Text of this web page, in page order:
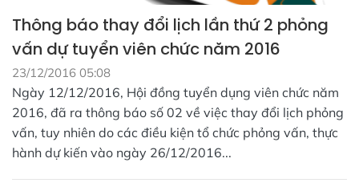
Thông báo thay đổi lịch lần thứ 2 phỏng
vấn dự tuyển viên chức năm 2016
23/12/2016 05:08
Ngày 12/12/2016, Hội đồng tuyển dụng viên chức năm
2016, đã ra thông báo số 02 về việc thay đổi lịch phỏng
vấn, tuy nhiên do các điều kiện tổ chức phỏng vấn, thực
hành dự kiến vào ngày 26/12/2016...